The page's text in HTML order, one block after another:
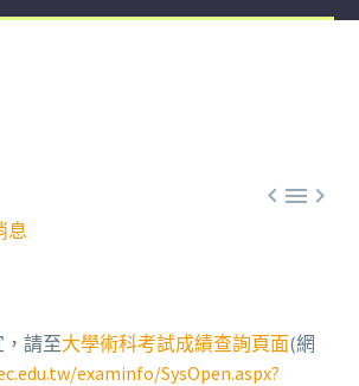

息
請至大學術科考試成績查詢頁面(網
examinfo/SysOpen.aspx?